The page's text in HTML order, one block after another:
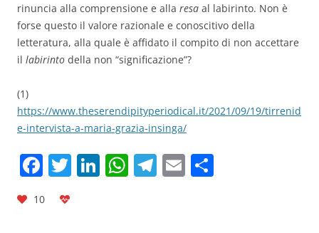
rinuncia alla comprensione e alla resa al labirinto. Non è
forse questo il valore razionale e conoscitivo della
letteratura, alla quale è affidato il compito di non accettare
il labirinto della non “significazione”?
(1)
https://www.theserendipityperiodical.it/2021/09/19/tirrenid
e-intervista-a-maria-grazia-insinga/
F
a
c
T Li W T E
10